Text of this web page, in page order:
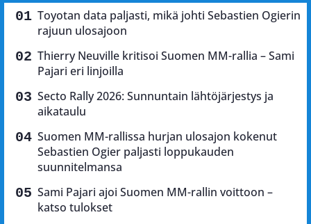
Toyotan data paljasti, mikä johti Sebastien Ogierin
rajuun ulosajoon
Thierry Neuville kritisoi Suomen MM-rallia – Sami
Pajari eri linjoilla
Secto Rally 2026: Sunnuntain lähtöjärjestys ja
aikataulu
Suomen MM-rallissa hurjan ulosajon kokenut
Sebastien Ogier paljasti loppukauden
suunnitelmansa
Sami Pajari ajoi Suomen MM-rallin voittoon –
katso tulokset